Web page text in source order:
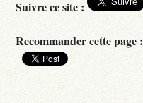
Suivre ce site :
Recommander cette page :